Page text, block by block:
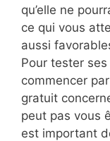
qu’elle ne
ce qui vous
aussi
Pour tester
commencer
gratuit
peut pas vous
est important